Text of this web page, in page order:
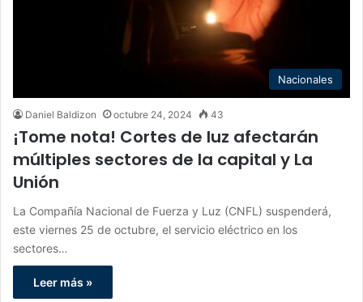
Nacionales
Daniel Baldizon octubre 24, 2024 43
¡Tome nota! Cortes de luz afectarán
múltiples sectores de la capital y La
Unión
La Compañía Nacional de Fuerza y Luz (CNFL) suspenderá,
este viernes 25 de octubre, el servicio eléctrico en los
sectores…
Leer más »